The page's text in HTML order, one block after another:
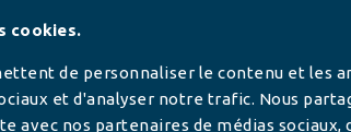
cookies.
de personnaliser le contenu et les
et d'analyser notre trafic. Nous
avec nos partenaires de médias sociaux,